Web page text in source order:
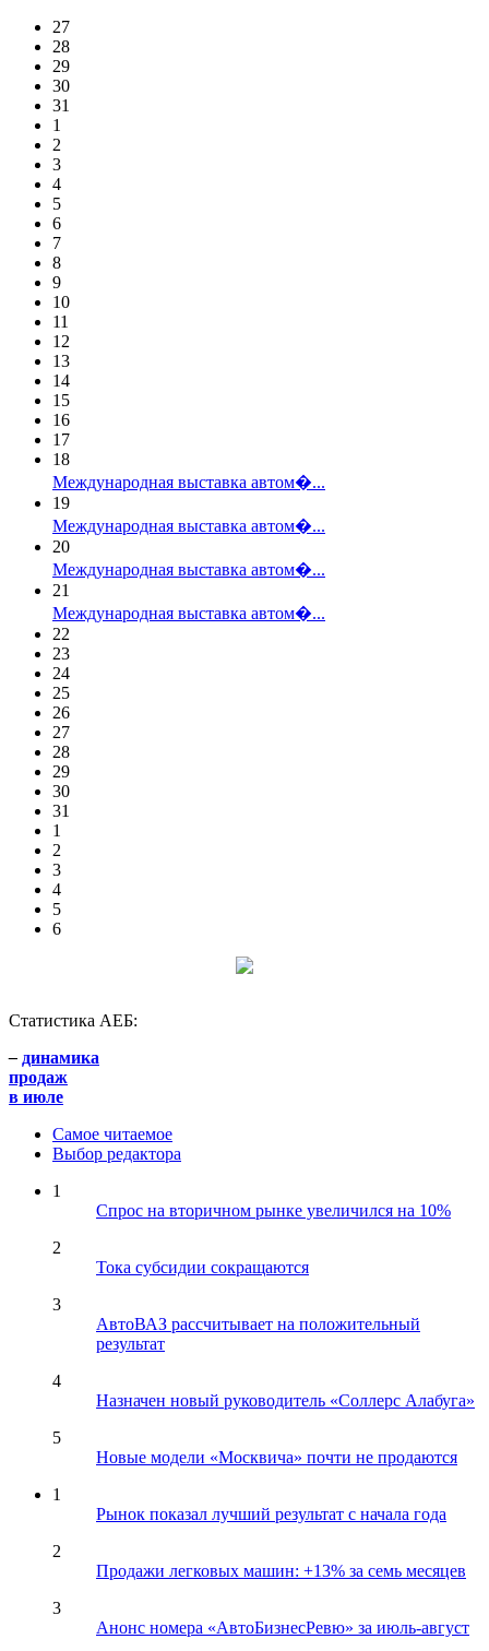
27
28
29
30
31
1
2
3
4
5
6
7
8
9
10
11
12
13
14
15
16
17
18
Международная выставка автом�...
19
Международная выставка автом�...
20
Международная выставка автом�...
21
Международная выставка автом�...
22
23
24
25
26
27
28
29
30
31
1
2
3
4
5
6
Статистика АЕБ:
– динамика
продаж
в июле
Самое читаемое
Выбор редактора
1
Спрос на вторичном рынке увеличился на 10%
2
Тока субсидии сокращаются
3
АвтоВАЗ рассчитывает на положительный
результат
4
Назначен новый руководитель «Соллерс Алабуга»
5
Новые модели «Москвича» почти не продаются
1
Рынок показал лучший результат с начала года
2
Продажи легковых машин: +13% за семь месяцев
3
Анонс номера «АвтоБизнесРевю» за июль-август